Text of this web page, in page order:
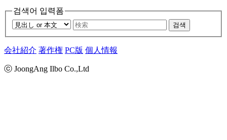
검색어 입력폼
검색
会社紹介 著作権 PC版 個人情報
ⓒ JoongAng Ilbo Co.,Ltd